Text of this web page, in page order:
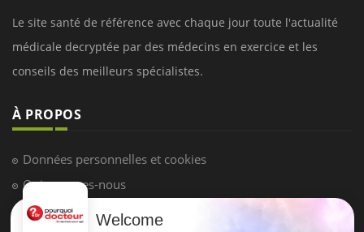
Le site santé de référence avec chaque jour toute l'actualité
médicale decryptée par des médecins en exercice et les
conseils des meilleurs spécialistes.
À PROPOS
Données personnelles et cookies
Qui sommes-nous
Conditions d'utilisation
Welcome